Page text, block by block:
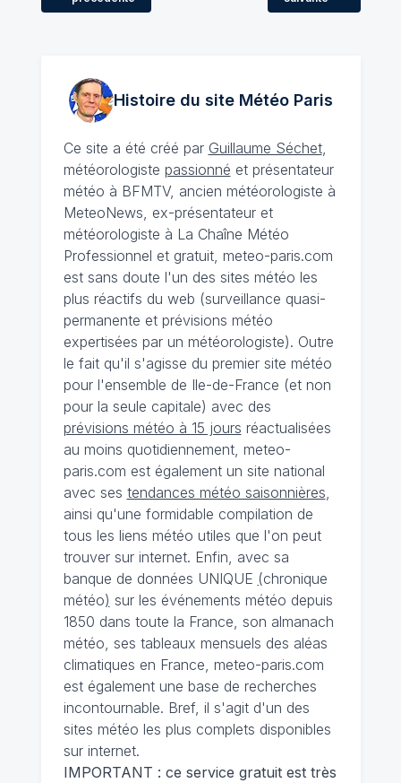
Histoire du site MétéoParis
Ce site a été créé par Guillaume Séchet,
météorologiste passionné et présentateur
météo à BFMTV, ancien météorologiste à
MeteoNews, ex-présentateur et
météorologiste à La Chaîne Météo
Professionnel et gratuit, meteo-paris.com
est sans doute l'un des sites météo les
plus réactifs du web (surveillance quasi-
permanente et prévisions météo
expertisées par un météorologiste). Outre
le fait qu'il s'agisse du premier site météo
pour l'ensemble de Ile-de-France (et non
pour la seule capitale) avec des
prévisions météo à 15 jours réactualisées
au moins quotidiennement, meteo-
paris.com est également un site national
avec ses tendances météo saisonnières
ainsi qu'une formidable compilation de
tous les liens météo utiles que l'on peut
trouver sur internet. Enfin, avec sa
banque de données UNIQUE (chronique
météo) sur les événements météo depuis
1850 dans toute la France, son almanach
météo, ses tableaux mensuels des aléas
climatiques en France, meteo-paris.com
est également une base de recherches
incontournable. Bref, il s'agit d'un des
sites météo les plus complets disponibles
sur internet.
IMPORTANT : ce service gratuit est très